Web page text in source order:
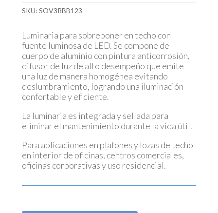
SKU: SOV3RBB123
Luminaria para sobreponer en techo con
fuente luminosa de LED. Se compone de
cuerpo de aluminio con pintura anticorrosión,
difusor de luz de alto desempeño que emite
una luz de manera homogénea evitando
deslumbramiento, logrando una iluminación
confortable y eficiente.
La luminaria es integrada y sellada para
eliminar el mantenimiento durante la vida útil.
Para aplicaciones en plafones y lozas de techo
en interior de oficinas, centros comerciales,
oficinas corporativas y uso residencial.